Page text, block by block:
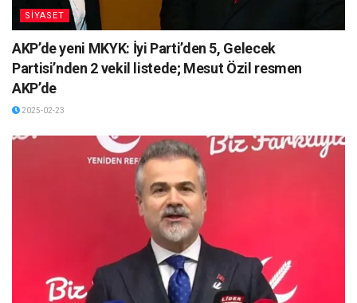
SİYASET
AKP’de yeni MKYK: İyi Parti’den 5, Gelecek
Partisi’nden 2 vekil listede; Mesut Özil resmen
AKP’de
2025-02-23